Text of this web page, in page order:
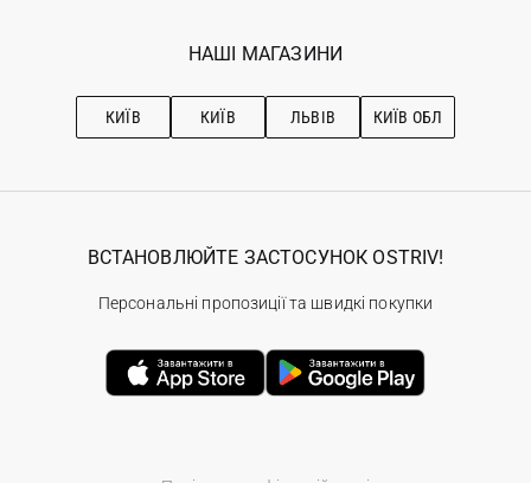
Ostriv Club+
Наші магазини
Рекомендації з догляду
НАШІ МАГАЗИНИ
КИЇВ КИЇВ ЛЬВІВ КИЇВ ОБЛ
ВСТАНОВЛЮЙТЕ ЗАСТОСУНОК OSTRIV!
Персональні пропозиції та швидкі покупки